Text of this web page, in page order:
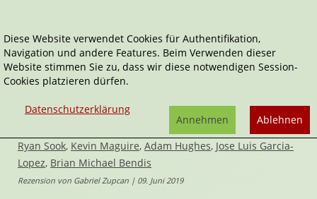
Home Comics Superman - Der Mann aus Stahl
Superman
Superman - Der Mann aus Stahl
Ryan Sook, Kevin Maguire, Adam Hughes, Jose Luis Garcia-
Lopez, Brian Michael Bendis
Rezension von Gabriel Zupcan | 09. Juni 2019
Diese Website verwendet Cookies für Authentifikation,
Navigation und andere Features. Beim Verwenden dieser
Website stimmen Sie zu, dass wir diese notwendigen Session-
Cookies platzieren dürfen.
Datenschutzerklärung
Ablehnen
Annehmen